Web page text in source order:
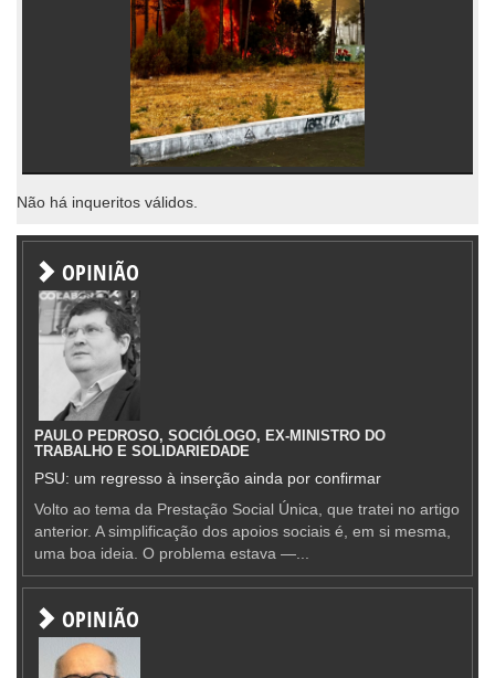
Não há inqueritos válidos.
OPINIÃO
PAULO PEDROSO, SOCIÓLOGO, EX-MINISTRO DO
TRABALHO E SOLIDARIEDADE
PSU: um regresso à inserção ainda por confirmar
Volto ao tema da Prestação Social Única, que tratei no artigo
anterior. A simplificação dos apoios sociais é, em si mesma,
uma boa ideia. O problema estava —...
OPINIÃO